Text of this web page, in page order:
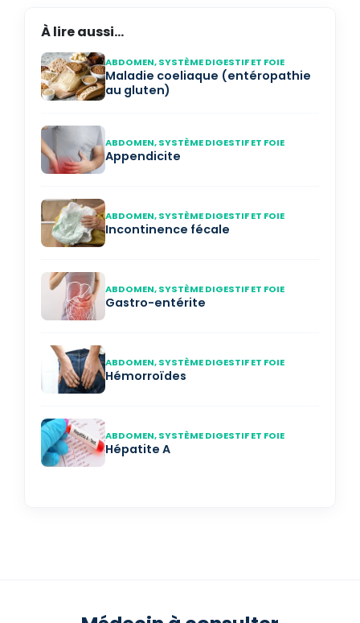
À lire aussi...
ABDOMEN, SYSTÈME DIGESTIF ET FOIE
Maladie coeliaque (entéropathie
au gluten)
ABDOMEN, SYSTÈME DIGESTIF ET FOIE
Appendicite
ABDOMEN, SYSTÈME DIGESTIF ET FOIE
Incontinence fécale
ABDOMEN, SYSTÈME DIGESTIF ET FOIE
Gastro-entérite
ABDOMEN, SYSTÈME DIGESTIF ET FOIE
Hémorroïdes
ABDOMEN, SYSTÈME DIGESTIF ET FOIE
Hépatite A